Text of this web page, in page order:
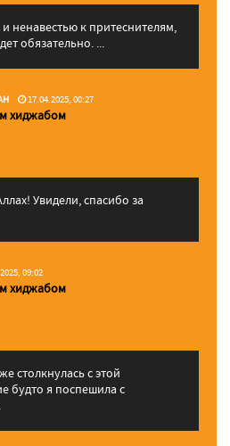
ненавестью к притеснителям,
обязательно. ...
17.04.2025, 00:27
хиджабом
Увидели, спасибо за
09:02
хиджабом
столкнулась с этой
будто я поспешила с